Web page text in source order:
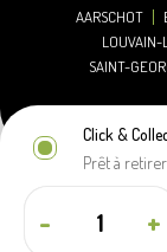
Click &
Prêt à
+
-
AARSCHOT
SAINT-
Clause de non-